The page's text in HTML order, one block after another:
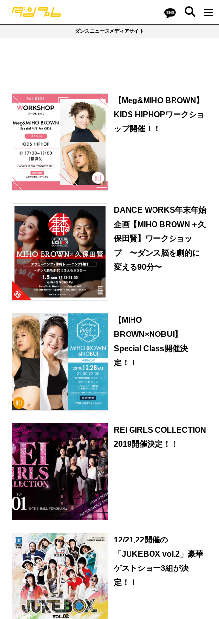
ダンスニュースメディアサイト
【Meg&MIHO BROWN】
KIDS HIPHOPワークショ
ップ開催！！
DANCE WORKS年末年始
企画【MIHO BROWN＋久
保田賢】ワークショッ
プ 〜ダンス脳を劇的に
変える90分〜
【MIHO
BROWN×NOBUI】
Special Class開催決
定！！
REI GIRLS COLLECTION
2019開催決定！！
12/21,22開催の
「JUKEBOX vol.2」豪華
ゲストショー3組が決
定！！